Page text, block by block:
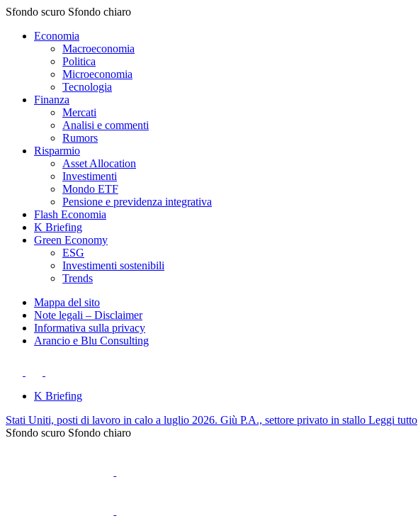
Sfondo scuro Sfondo chiaro
Economia
Macroeconomia
Politica
Microeconomia
Tecnologia
Finanza
Mercati
Analisi e commenti
Rumors
Risparmio
Asset Allocation
Investimenti
Mondo ETF
Pensione e previdenza integrativa
Flash Economia
K Briefing
Green Economy
ESG
Investimenti sostenibili
Trends
Mappa del sito
Note legali – Disclaimer
Informativa sulla privacy
Arancio e Blu Consulting
K Briefing
Stati Uniti, posti di lavoro in calo a luglio 2026. Giù P.A., settore privato in stallo Leggi tutto
Sfondo scuro Sfondo chiaro